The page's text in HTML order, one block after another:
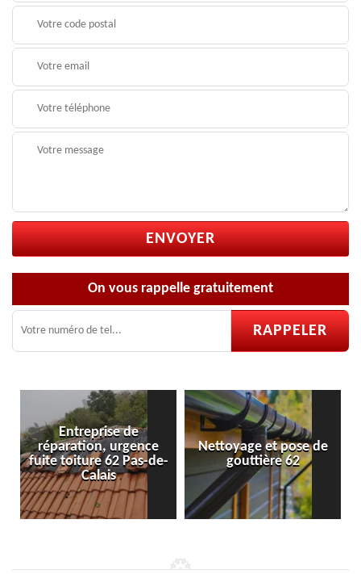
On vous rappelle gratuitement
de-
Nettoyage et pose de
gouttière 62
Pose et réparation de
velux 62